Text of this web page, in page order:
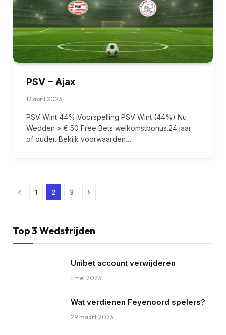
PSV – Ajax
17 april 2023
PSV Wint 44% Voorspelling PSV Wint (44%) Nu
Wedden » € 50 Free Bets welkomstbonus.24 jaar
of ouder. Bekijk voorwaarden…
Previous
1 2 3 Next
Top 3 Wedstrijden
Unibet account verwijderen
1 mei 2023
Wat verdienen Feyenoord spelers?
29 maart 2023